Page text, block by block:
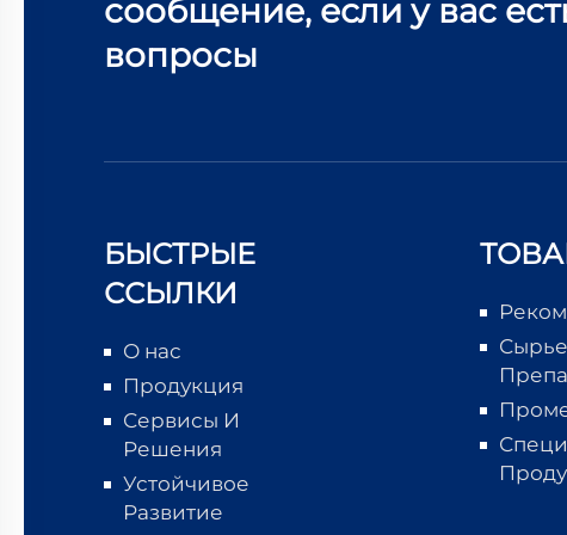
сообщение, если у вас
вопросы
БЫСТРЫЕ
ССЫЛКИ
О нас
Продукция
Сервисы И
Решения
Устойчивое
Развитие